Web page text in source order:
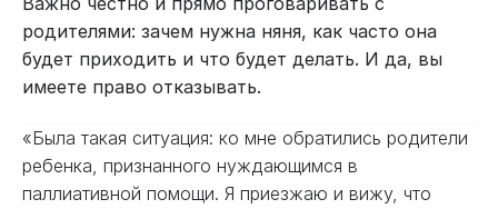
родителями: зачем нужна няня, как часто она
будет приходить и что будет делать. И да, вы
имеете право отказывать.
«Была такая ситуация: ко мне обратились родители
ребенка, признанного нуждающимся в
паллиативной помощи. Я приезжаю и вижу, что